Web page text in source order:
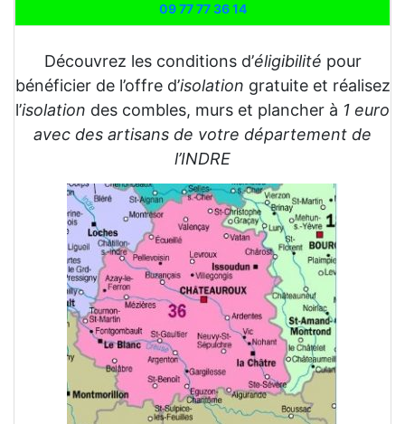
09 77 77 36 14
Découvrez les conditions d’éligibilité pour
bénéficier de l’offre d’isolation gratuite et réalisez
l’isolation des combles, murs et plancher à 1 euro
avec des artisans de votre département de
l’INDRE